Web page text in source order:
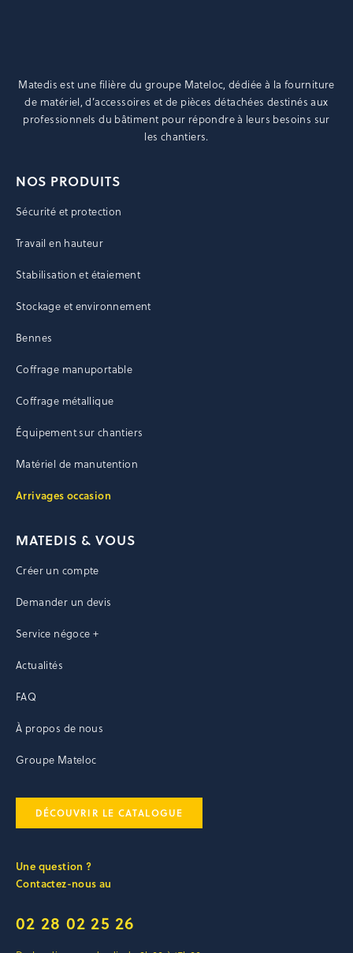
Matedis est une filière du groupe Mateloc, dédiée à la fourniture
de matériel, d’accessoires et de pièces détachées destinés aux
professionnels du bâtiment pour répondre à leurs besoins sur
les chantiers.
NOS PRODUITS
Sécurité et protection
Travail en hauteur
Stabilisation et étaiement
Stockage et environnement
Bennes
Coffrage manuportable
Coffrage métallique
Équipement sur chantiers
Matériel de manutention
Arrivages occasion
MATEDIS & VOUS
Créer un compte
Demander un devis
Service négoce +
Actualités
FAQ
À propos de nous
Groupe Mateloc
DÉCOUVRIR LE CATALOGUE
Une question ?
Contactez-nous au
02 28 02 25 26